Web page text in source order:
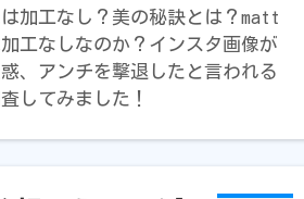
加工なし？美の秘訣とは？matt
工なしなのか？インスタ画像が
、アンチを撃退したと言われる
してみました！